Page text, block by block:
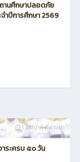
2 วัน ที่ผ่านมา